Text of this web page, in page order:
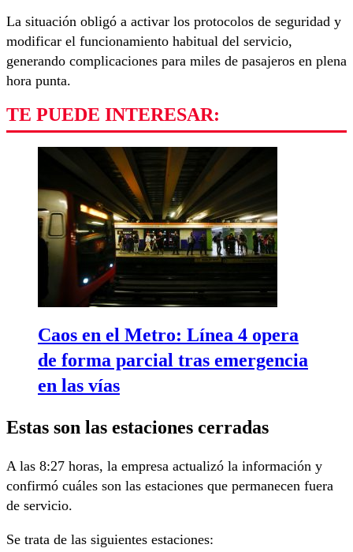
La situación obligó a activar los protocolos de seguridad y
modificar el funcionamiento habitual del servicio,
generando complicaciones para miles de pasajeros en plena
hora punta.
TE PUEDE INTERESAR:
Caos en el Metro: Línea 4 opera
de forma parcial tras emergencia
en las vías
Estas son las estaciones cerradas
A las 8:27 horas, la empresa actualizó la información y
confirmó cuáles son las estaciones que permanecen fuera
de servicio.
Se trata de las siguientes estaciones: